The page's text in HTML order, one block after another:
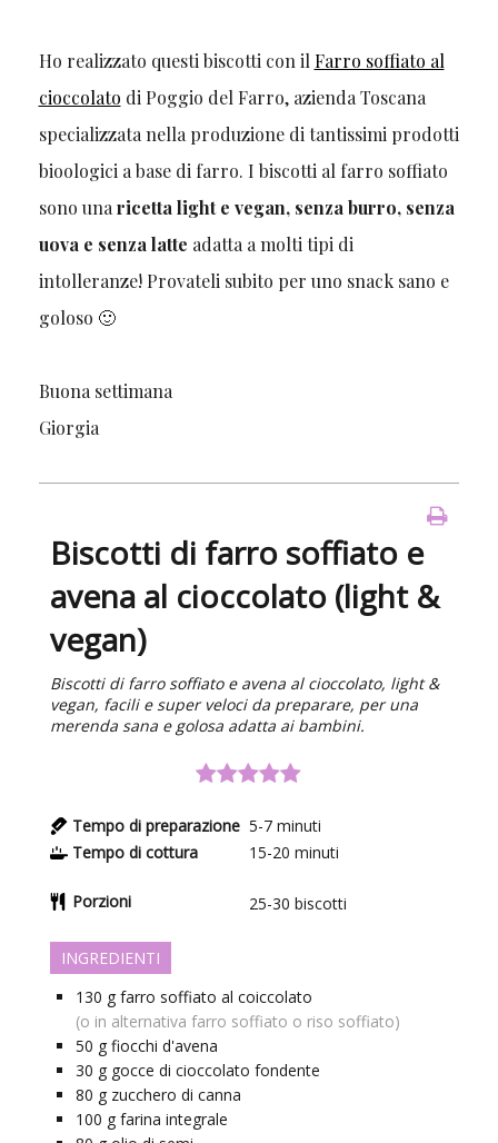
Ho realizzato questi biscotti con il Farro soffiato al
cioccolato di Poggio del Farro, azienda Toscana
specializzata nella produzione di tantissimi prodotti
bioologici a base di farro. I biscotti al farro soffiato
sono una ricetta light e vegan, senza burro, senza
uova e senza latte adatta a molti tipi di
intolleranze! Provateli subito per uno snack sano e
goloso 🙂
Buona settimana
Giorgia
Biscotti di farro soffiato e
avena al cioccolato (light &
vegan)
Biscotti di farro soffiato e avena al cioccolato, light &
vegan, facili e super veloci da preparare, per una
merenda sana e golosa adatta ai bambini.
Tempo di preparazione 5-7 minuti
Tempo di cottura
15-20 minuti
Porzioni 25-30 biscotti
INGREDIENTI
130 g farro soffiato al coiccolato
(o in alternativa farro soffiato o riso soffiato)
50 g fiocchi d'avena
30 g gocce di cioccolato fondente
80 g zucchero di canna
100 g farina integrale